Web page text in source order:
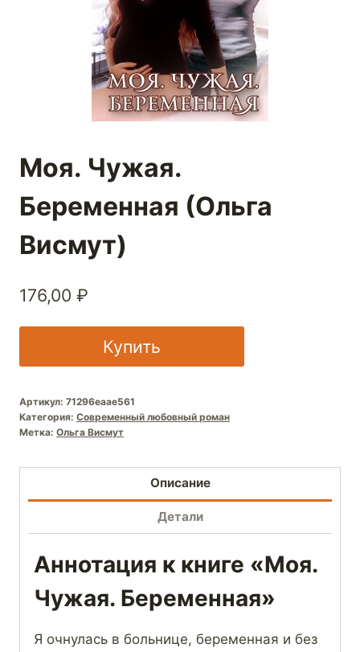
Моя. Чужая.
Беременная (Ольга
Висмут)
176,00 ₽
Купить
Артикул: 71296eaae561
Категория: Современный любовный роман
Метка: Ольга Висмут
Описание
Детали
Аннотация к книге «Моя.
Чужая. Беременная»
Я очнулась в больнице, беременная и без